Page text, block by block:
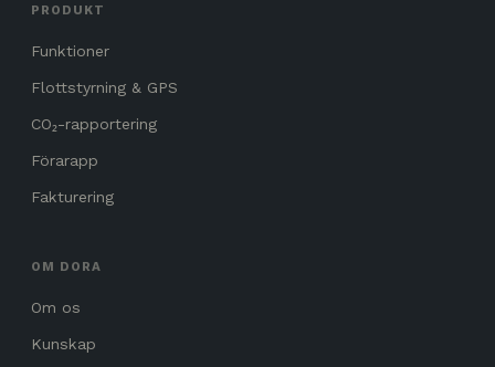
PRODUKT
Funktioner
Flottstyrning & GPS
CO₂-rapportering
Förarapp
Fakturering
OM DORA
Om os
Kunskap